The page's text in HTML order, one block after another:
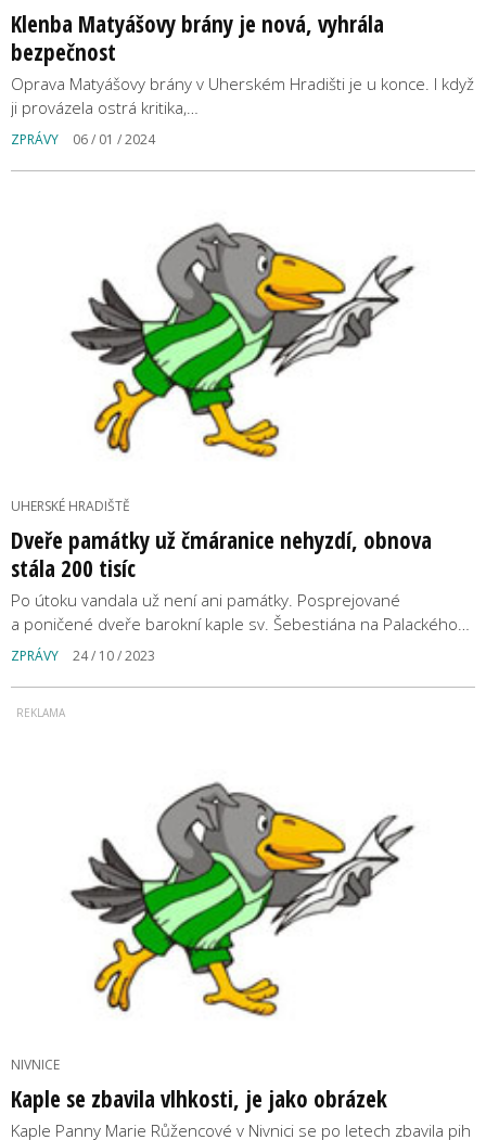
Klenba Matyášovy brány je nová, vyhrála
bezpečnost
Oprava Matyášovy brány v Uherském Hradišti je u konce. I když
ji provázela ostrá kritika,…
ZPRÁVY 06 / 01 / 2024
UHERSKÉ HRADIŠTĚ
Dveře památky už čmáranice nehyzdí, obnova
stála 200 tisíc
Po útoku vandala už není ani památky. Posprejované
a poničené dveře barokní kaple sv. Šebestiána na Palackého…
ZPRÁVY 24 / 10 / 2023
NIVNICE
Kaple se zbavila vlhkosti, je jako obrázek
Kaple Panny Marie Růžencové v Nivnici se po letech zbavila pih